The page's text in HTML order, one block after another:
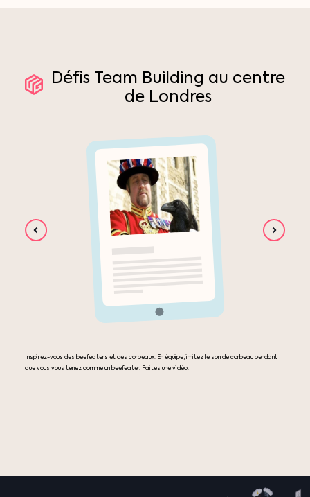
Défis Team Building au centre
de Londres
Inspirez-vous des beefeaters et des corbeaux. En équipe, imitez le son de corbeau pendant
que vous vous tenez comme un beefeater. Faites une vidéo.